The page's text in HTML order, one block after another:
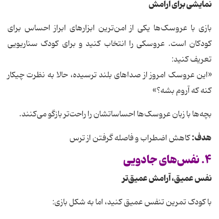
نمایشی برای آرامش
بازی با عروسک‌ها یکی از امن‌ترین ابزارهای ابراز احساس برای
کودکان است. عروسکی را انتخاب کنید و برای کودک سناریویی
تعریف کنید:
«این عروسک امروز از صداهای بلند ترسیده، حالا به نظرت چیکار
کنه که آروم بشه؟»
بچه‌ها با زبان عروسک‌ها احساساتشان را راحت‌تر بازگو می‌کنند.
هدف:کاهش اضطراب و فاصله گرفتن از ترس
۴. نفس‌های جادویی
نفس عمیق، آرامش عمیق‌تر
با کودک تمرین تنفس عمیق کنید، اما به شکل بازی: